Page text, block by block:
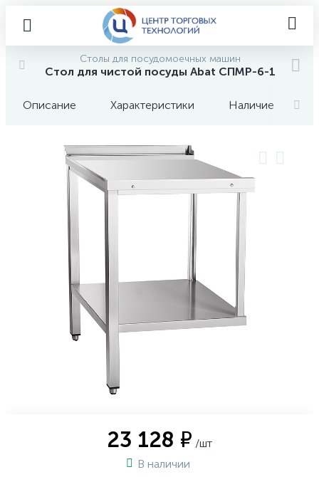
Столы для посудомоечных машин
Стол для чистой посуды Abat СПМР-6-1
Описание Характеристики Наличие
23 128 ₽ /шт
В наличии